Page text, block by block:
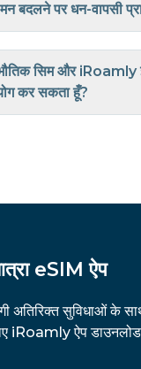
बदलने पर धन-वापसी
सिम और iRoamly
कर सकता हूँ?
eSIM ऐप
अतिरिक्त सुविधाओं के
iRoamly ऐप